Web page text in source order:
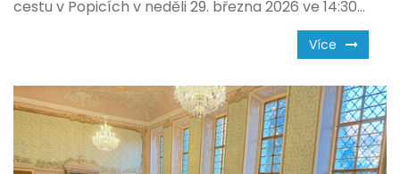
cestu v Popicích v neděli 29. března 2026 ve 14:30...
Více